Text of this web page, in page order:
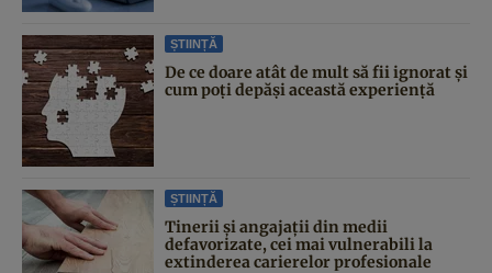
ȘTIINȚĂ
De ce doare atât de mult să fii ignorat și
cum poți depăși această experiență
ȘTIINȚĂ
Tinerii și angajații din medii
defavorizate, cei mai vulnerabili la
extinderea carierelor profesionale